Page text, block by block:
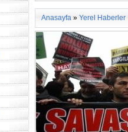
Anasayfa » Yerel Haberler